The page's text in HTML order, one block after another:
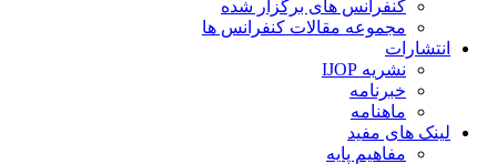
کنفرانس های برگزار شده
مجموعه مقالات کنفرانس ها
انتشارات
نشریه IJOP
خبرنامه
ماهنامه
لینک های مفید
مفاهیم پایه